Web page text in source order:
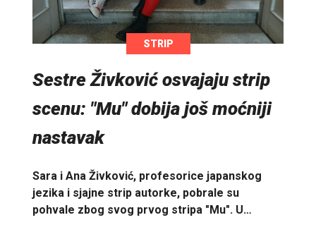
STRIP
Sestre Živković osvajaju strip
scenu: "Mu" dobija još moćniji
nastavak
Sara i Ana Živković, profesorice japanskog
jezika i sjajne strip autorke, pobrale su
pohvale zbog svog prvog stripa "Mu". U…